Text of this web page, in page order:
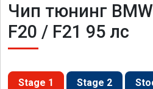
Чип тюнинг
F20 / F21 95 лс
Stage 1 Stage 2